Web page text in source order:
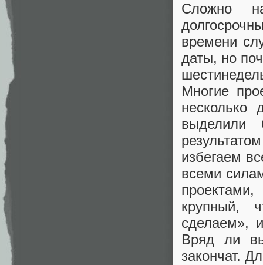
Сложно
времени
даты, но
Многие
выделили
избегаем
всеми
крупный,
сделаем»,
Вряд ли
закончат.